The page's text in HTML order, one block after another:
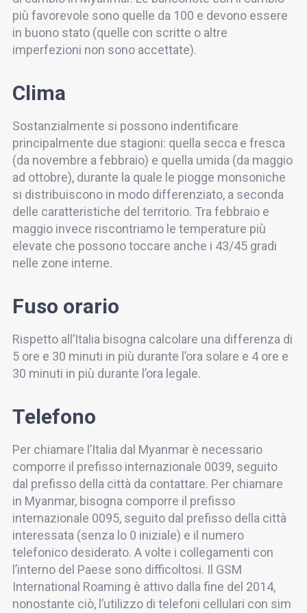
più favorevole sono quelle da 100 e devono essere
in buono stato (quelle con scritte o altre
imperfezioni non sono accettate).
Clima
Sostanzialmente si possono indentificare
principalmente due stagioni: quella secca e fresca
(da novembre a febbraio) e quella umida (da maggio
ad ottobre), durante la quale le piogge monsoniche
si distribuiscono in modo differenziato, a seconda
delle caratteristiche del territorio. Tra febbraio e
maggio invece riscontriamo le temperature più
elevate che possono toccare anche i 43/45 gradi
nelle zone interne.
Fuso orario
Rispetto all’Italia bisogna calcolare una differenza di
5 ore e 30 minuti in più durante l’ora solare e 4 ore e
30 minuti in più durante l’ora legale.
Telefono
Per chiamare l’Italia dal Myanmar è necessario
comporre il prefisso internazionale 0039, seguito
dal prefisso della città da contattare. Per chiamare
in Myanmar, bisogna comporre il prefisso
internazionale 0095, seguito dal prefisso della città
interessata (senza lo 0 iniziale) e il numero
telefonico desiderato. A volte i collegamenti con
l’interno del Paese sono difficoltosi. Il GSM
International Roaming è attivo dalla fine del 2014,
nonostante ciò, l’utilizzo di telefoni cellulari con sim